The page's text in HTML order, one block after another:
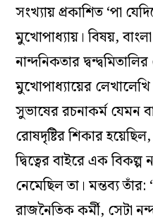
সংখ্যায় প্রকাশিত ‘পা
মুখোপাধ্যায়। বিষয়,
নান্দনিকতার
মুখোপাধ্যায়ের
সুভাষের রচনাকর্ম যেমন
রোষদৃষ্টির শিকার
দ্বিত্বের বাইরে এক বিকল্প
নেমেছিল তা। মন্তব্য
রাজনৈতিক কর্মী, সেটা